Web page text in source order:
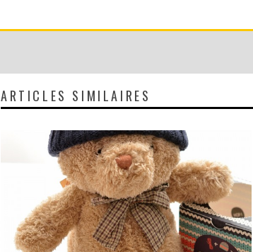
ARTICLES SIMILAIRES